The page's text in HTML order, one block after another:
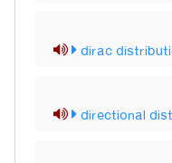
dirac
directional